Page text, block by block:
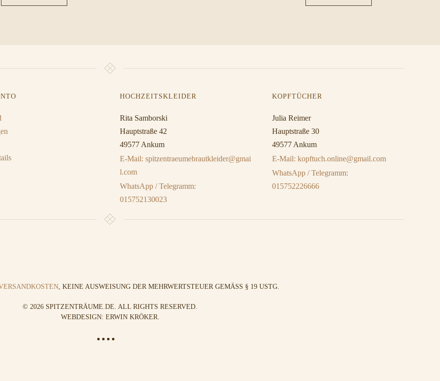
HOCHZEITSKLEIDER
Rita Samborski
Hauptstraße 42
49577 Ankum
E-Mail: spitzentraeumebrautkleider@gmai
l.com
WhatsApp / Telegramm:
015752130023
KOPFTÜCHER
Julia Reimer
Hauptstraße 30
49577 Ankum
E-Mail: kopftuch.online@gmail.com
WhatsApp / Telegramm:
015752226666
, KEINE AUSWEISUNG DER MEHRWERTSTEUER GEMÄSS § 19 USTG.
© 2026 SPITZENTRÄUME.DE. ALL RIGHTS RESERVED.
WEBDESIGN: ERWIN KRÖKER